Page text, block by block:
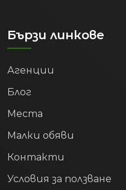
Бързи линкове
Агенции
Блог
Места
Малки обяви
Контакти
Условия за ползване